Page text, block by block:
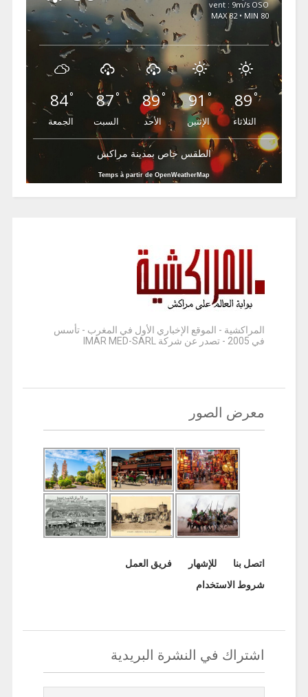
vent : 9m/s OSO
MAX 82 • MIN 80
84°
الجمعة
87°
السبت
89°
الأحد
91°
الإثنين
89°
الثلاثاء
الطقس خاص بمدينة مراكش
Temps à partir de OpenWeatherMap
المراكشية - الموقع الإخباري الأول في المغرب - تأسس
في 2005 - تصدر عن شركة IMAR MED-SARL
معرض الصور
اتصل بنا للإشهار
فريق العمل
شروط الاستخدام
اشتراك في النشرة البريدية